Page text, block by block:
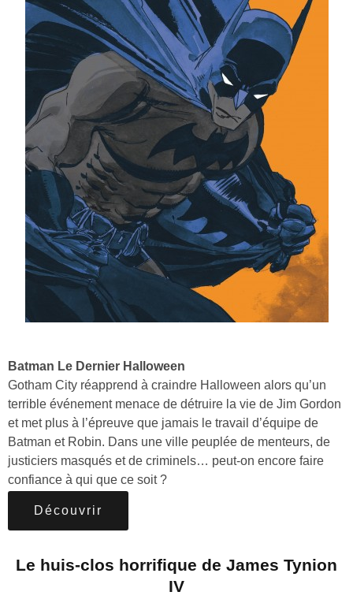
Batman Le Dernier Halloween
Gotham City réapprend à craindre Halloween alors qu’un
terrible événement menace de détruire la vie de Jim Gordon
et met plus à l’épreuve que jamais le travail d’équipe de
Batman et Robin. Dans une ville peuplée de menteurs, de
justiciers masqués et de criminels… peut-on encore faire
confiance à qui que ce soit ?
Découvrir
Le huis-clos horrifique de James Tynion
IV